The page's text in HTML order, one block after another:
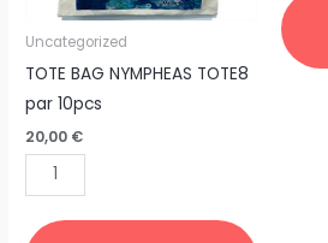
Uncategorized
TOTE BAG NYMPHEAS TOTE8
par 10pcs
20,00 €
10pcs